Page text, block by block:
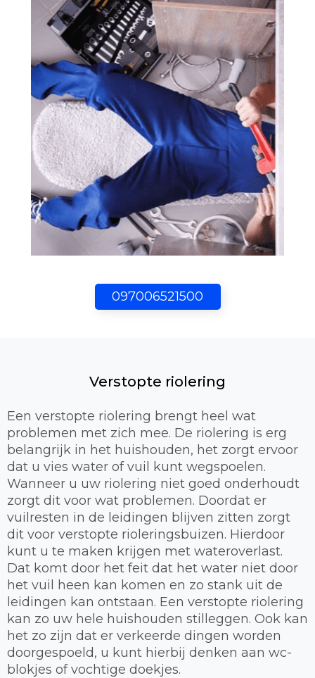
097006521500
Verstopte riolering
Een verstopte riolering brengt heel wat
problemen met zich mee. De riolering is erg
belangrijk in het huishouden, het zorgt ervoor
dat u vies water of vuil kunt wegspoelen.
Wanneer u uw riolering niet goed onderhoudt
zorgt dit voor wat problemen. Doordat er
vuilresten in de leidingen blijven zitten zorgt
dit voor verstopte rioleringsbuizen. Hierdoor
kunt u te maken krijgen met wateroverlast.
Dat komt door het feit dat het water niet door
het vuil heen kan komen en zo stank uit de
leidingen kan ontstaan. Een verstopte riolering
kan zo uw hele huishouden stilleggen. Ook kan
het zo zijn dat er verkeerde dingen worden
doorgespoeld, u kunt hierbij denken aan wc-
blokjes of vochtige doekjes.